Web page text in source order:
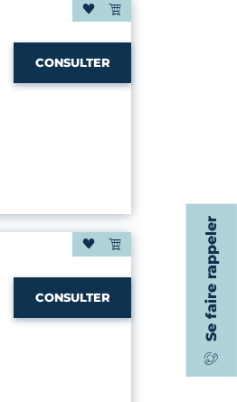
CONSULTER
CONSULTER Se faire rappeler